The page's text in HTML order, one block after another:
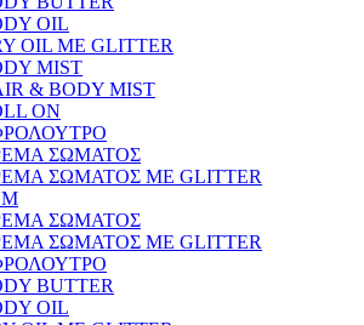
OIL
OIL ΜΕ GLITTER
MIST
& BODY MIST
ON
ΣΩΜΑΤΟΣ
ΣΩΜΑΤΟΣ ΜΕ GLITTER
ΣΩΜΑΤΟΣ
ΣΩΜΑΤΟΣ ΜΕ GLITTER
BUTTER
OIL